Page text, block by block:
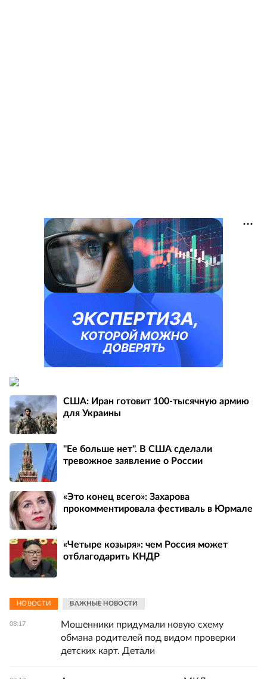
США: Иран готовит 100-тысячную армию
для Украины
"Ее больше нет". В США сделали
тревожное заявление о России
«Это конец всего»: Захарова
прокомментировала фестиваль в Юрмале
«Четыре козыря»: чем Россия может
отблагодарить КНДР
НОВОСТИ ВАЖНЫЕ НОВОСТИ
08:17
Мошенники придумали новую схему
обмана родителей под видом проверки
детских карт. Детали